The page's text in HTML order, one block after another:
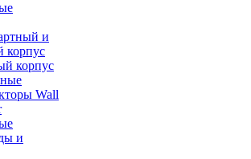
и
корпус
корпус
Wall